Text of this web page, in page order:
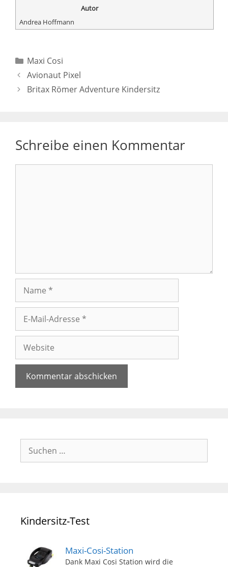
Autor
Andrea Hoffmann
Kategorien
Maxi Cosi
Avionaut Pixel
Britax Römer Adventure Kindersitz
Schreibe einen Kommentar
Mail-
Adresse
Website
Suchen
nach:
Kindersitz-Test
Maxi-Cosi-Station
Dank Maxi Cosi Station wird die